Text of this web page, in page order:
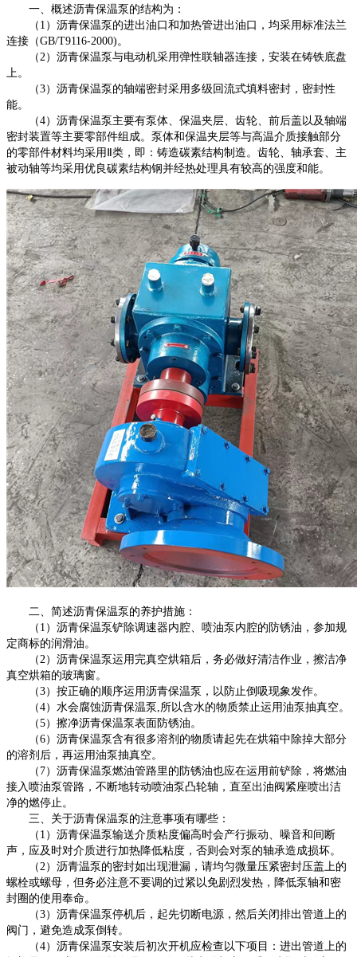
一、概述沥青保温泵的结构为：
（ 1）沥青保温泵的进出油口和加热管进出油口，均采用标准法兰
连接（GB/T9116-2000)。
（2）沥青保温泵与电动机采用弹性联轴器连接，安装在铸铁底盘
上。
（3）沥青保温泵的轴端密封采用多级回流式填料密封，密封性
能。
（4）沥青保温泵主要有泵体、保温夹层、齿轮、前后盖以及轴端
密封装置等主要零部件组成。泵体和保温夹层等与高温介质接触部分
的零部件材料均采用Ⅱ类，即：铸造碳素结构制造。齿轮、轴承套、主
被动轴等均采用优良碳素结构钢并经热处理具有较高的强度和能。
二、简述沥青保温泵的养护措施：
（ 1）沥青保温泵铲除调速器内腔、喷油泵内腔的防锈油，参加规
定商标的润滑油。
（2）沥青保温泵运用完真空烘箱后，务必做好清洁作业，擦洁净
真空烘箱的玻璃窗。
（3）按正确的顺序运用沥青保温泵，以防止倒吸现象发作。
（4）水会腐蚀沥青保温泵,所以含水的物质禁止运用油泵抽真空。
（5）擦净沥青保温泵表面防锈油。
（6）沥青保温泵含有很多溶剂的物质请起先在烘箱中除掉大部分
的溶剂后，再运用油泵抽真空。
（ 7）沥青保温泵燃油管路里的防锈油也应在运用前铲除，将燃油
接入喷油泵管路，不断地转动喷油泵凸轮轴，直至出油阀紧座喷出洁
净的燃停止。
三、关于沥青保温泵的注意事项有哪些：
（ 1）沥青保温泵输送介质粘度偏高时会产行振动、噪音和间断
声，应及时对介质进行加热降低粘度，否则会对泵的轴承造成损坏。
（2）沥青温泵的密封如出现泄漏，请均匀微量压紧密封压盖上的
螺栓或螺母，但务必注意不要调的过紧以免剧烈发热，降低泵轴和密
封圈的使用奉命。
（3）沥青保温泵停机后，起先切断电源，然后关闭排出管道上的
阀门，避免造成泵倒转。
（4）沥青保温泵安装后初次开机应检查以下项目：进出管道上的